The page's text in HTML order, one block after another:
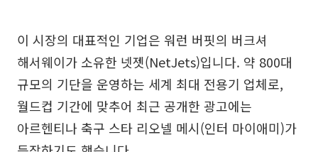
이 시장의 대표적인 기업은 워런 버핏의 버크셔
해서웨이가 소유한 넷젯(NetJets)입니다. 약 800대
규모의 기단을 운영하는 세계 최대 전용기 업체로,
월드컵 기간에 맞추어 최근 공개한 광고에는
아르헨티나 축구 스타 리오넬 메시(인터 마이애미)가